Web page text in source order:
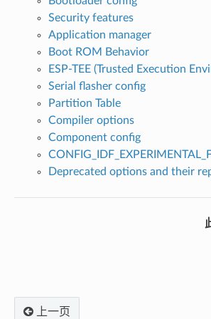
Security features
Application manager
Boot ROM Behavior
ESP-TEE (Trusted Execution
Serial flasher config
Partition Table
Compiler options
Component config
Deprecated options and their
上一页